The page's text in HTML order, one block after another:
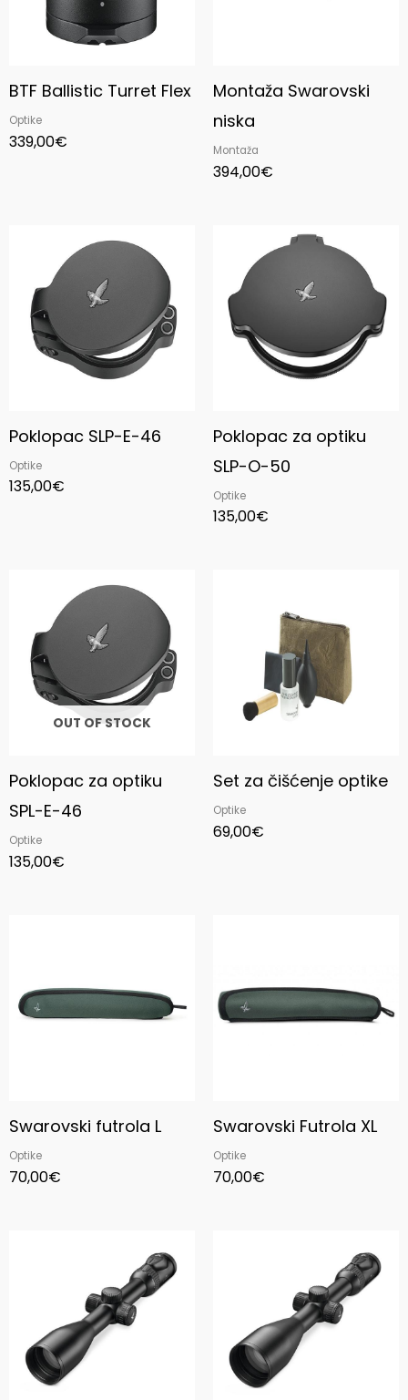
BTF Ballistic Turret Flex
Optike
339,00€
Montaža Swarovski
niska
Montaža
394,00€
Poklopac SLP-E-46
Optike
135,00€
Poklopac za optiku
SLP-O-50
Optike
135,00€
OUT OF STOCK
Poklopac za optiku
SPL-E-46
Optike
135,00€
Set za čišćenje optike
Optike
69,00€
Swarovski futrola L
Optike
70,00€
Swarovski Futrola XL
Optike
70,00€